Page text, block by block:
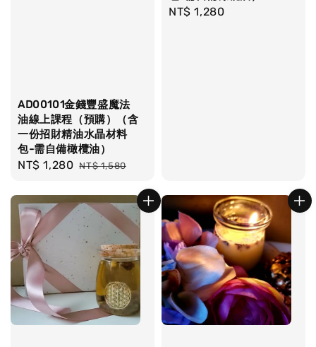
AD00101金錢豐盛魔法
油線上課程（預購）（含
一份招財精油水晶材料
包-需自備橄欖油）
Sale
NT$ 1,280 Regular
NT$ 1,580
Regular
NT$ 1,280